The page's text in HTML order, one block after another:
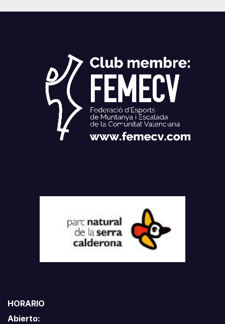
HORARIO
Abierto: